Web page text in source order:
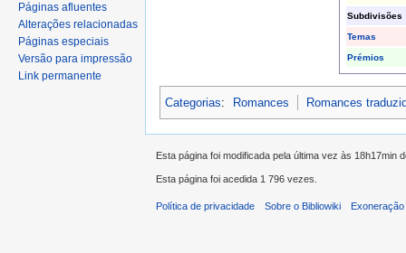
Subdivisões
Temas
Prémios
Categorias: Romances Romances
Páginas afluentes
Alterações relacionadas
Páginas especiais
Versão para impressão
Link permanente
Esta página foi modificada pela última vez às 18h17min
Esta página foi acedida 1 796 vezes.
Política de privacidade Sobre o Bibliowiki